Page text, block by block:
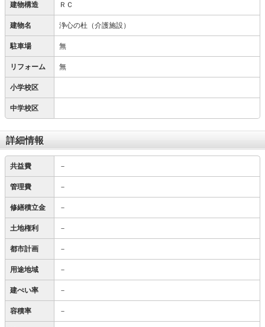
建物構造 ＲＣ
建物名 浄心の杜（介護施設）
駐車場 無
リフォーム 無
小学校区
中学校区
詳細情報
共益費 －
管理費 －
修繕積立金 －
土地権利 －
都市計画 －
用途地域 －
建ぺい率 －
容積率 －